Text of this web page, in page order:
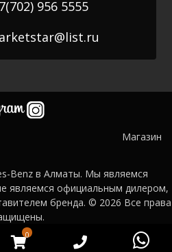
956 5555
Магазин
Benz в Алматы. Мы являемся
являемся официальным дилером,
бренда. © 2026 Все права
0WooCommerce